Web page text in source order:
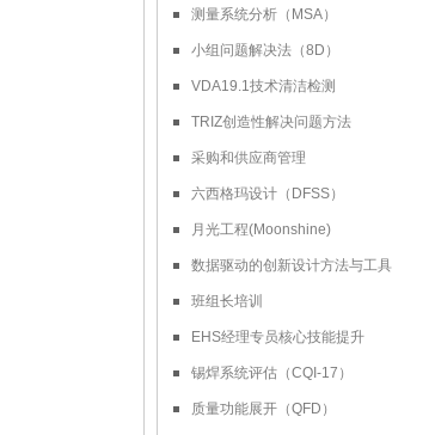
测量系统分析（MSA）
小组问题解决法（8D）
VDA19.1技术清洁检测
TRIZ创造性解决问题方法
采购和供应商管理
六西格玛设计（DFSS）
月光工程(Moonshine)
数据驱动的创新设计方法与工具
班组长培训
EHS经理专员核心技能提升
锡焊系统评估（CQI-17）
质量功能展开（QFD）